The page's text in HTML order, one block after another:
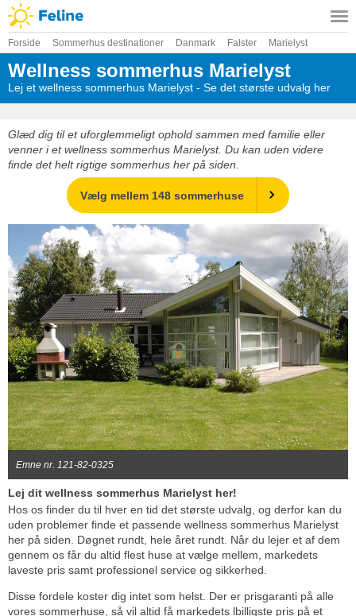
Forside Sommerhus destinationer Danmark Falster Marielyst
Wellness sommerhus Marielyst
Lej et wellness sommerhus Marielyst - Se det største udvalg her
Glæd dig til et uforglemmeligt ophold sammen med familie eller
venner i et wellness sommerhus Marielyst. Du kan uden videre
finde det helt rigtige sommerhus her på siden.
Vælg mellem 148 sommerhuse
Emne nr. 121-82-0325
Lej dit wellness sommerhus Marielyst her!
Hos os finder du til hver en tid det største udvalg, og derfor kan du
uden problemer finde et passende wellness sommerhus Marielyst
her på siden. Døgnet rundt, hele året rundt. Når du lejer et af dem
gennem os får du altid flest huse at vælge mellem, markedets
laveste pris samt professionel service og sikkerhed.
Disse fordele koster dig intet som helst. Der er prisgaranti på alle
vores sommerhuse, så vil altid få markedets lbilligste pris på et